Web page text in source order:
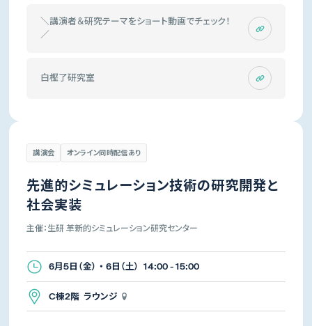
＼講演者＆研究テーマをショート動画でチェック！
／
白樫了研究室
講演会 オンライン同時配信あり
先進的シミュレーション技術の研究開発と
社会実装
主催：生研 革新的シミュレーション研究センター
6月5日（金） ・ 6日（土） 14:00 - 15:00
C棟2階 ラウンジ